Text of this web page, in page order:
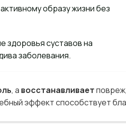
образу жизни без
здоровья суставов на
заболевания.
, а восстанавливает
эффект способствует